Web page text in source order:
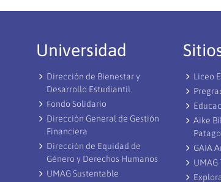
Universidad
Dirección de Bienestar y
Desarrollo Estudiantil
Fondo Solidario
Dirección General de Gestión
Financiera
Dirección de Equidad de
Género y Derechos Humanos
UMAG Sustentable
Liceo
Aike
GAIA
UMAG